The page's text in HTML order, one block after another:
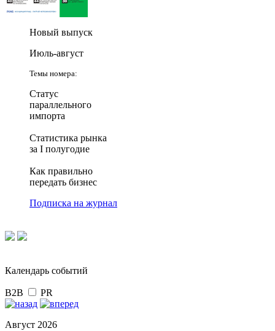
Новый выпуск
Июль-август
Темы номера:
Статус
параллельного
импорта
Статистика рынка
за I полугодие
Как правильно
передать бизнес
Подписка на журнал
Календарь событий
B2B PR
Август 2026